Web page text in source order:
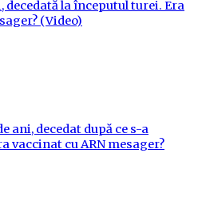
decedată la începutul turei. Era
(Video)
ani, decedat după ce s-a
vaccinat cu ARN mesager?